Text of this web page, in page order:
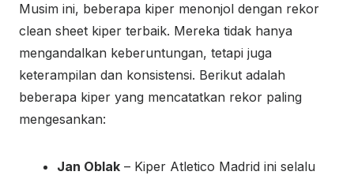
Musim ini, beberapa kiper menonjol dengan rekor
clean sheet kiper terbaik. Mereka tidak hanya
mengandalkan keberuntungan, tetapi juga
keterampilan dan konsistensi. Berikut adalah
beberapa kiper yang mencatatkan rekor paling
mengesankan:
Jan Oblak – Kiper Atletico Madrid ini selalu